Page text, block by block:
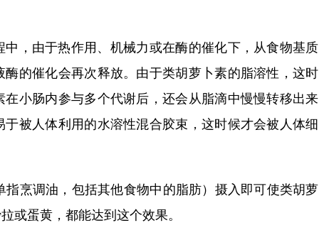
由于热作用、机械力或在酶的催化下，从食物基
的催化会再次释放。由于类胡萝卜素的脂溶性，这
小肠内参与多个代谢后，还会从脂滴中慢慢转移出
被人体利用的水溶性混合胶束，这时候才会被人体
调油，包括其他食物中的脂肪）摄入即可使类胡
或蛋黄，都能达到这个效果。